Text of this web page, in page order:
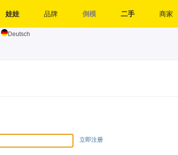
娃娃 品牌 倒模 二手 商家
Deutsch
立即注册